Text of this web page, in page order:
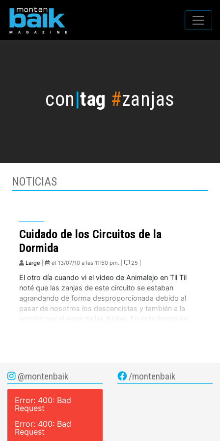
con|tag #zanjas
NOTICIAS
Cuidado de los Circuitos de la
Dormida
Large el 13/07/10 a las 11:50 pm. | 25 |
El otro día cuando vi el video de Animalejo en Til Til
noté que las zanjas de este circuito se estaban
agrandando de forma desproporcionada debido al
pasar de nosotros los descencistas y también a la
erosión por el agua de las lluvias. En esta época he
@montenbaik
Error: 400: Bad
Request
Error: 400: Bad
Request
/montenbaik